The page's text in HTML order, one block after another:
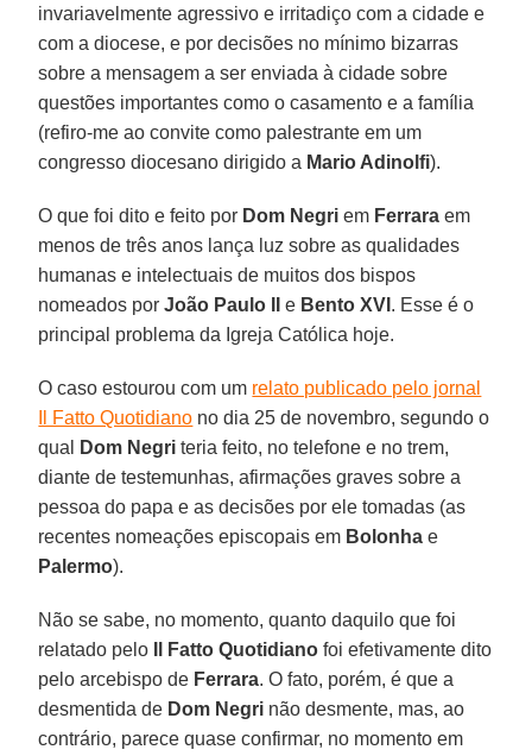
invariavelmente agressivo e irritadiço com a cidade e
com a diocese, e por decisões no mínimo bizarras
sobre a mensagem a ser enviada à cidade sobre
questões importantes como o casamento e a família
(refiro-me ao convite como palestrante em um
congresso diocesano dirigido a Mario Adinolfi).
O que foi dito e feito por Dom Negri em Ferrara em
menos de três anos lança luz sobre as qualidades
humanas e intelectuais de muitos dos bispos
nomeados porJoão Paulo II e Bento XVI . Esse é o
principal problema da Igreja Católica hoje.
O caso estourou com um relato publicado pelo jornal
Il Fatto Quotidiano no dia 25 de novembro, segundo o
qual
Dom Negri teria feito, no telefone e no trem,
diante de testemunhas, afirmações graves sobre a
pessoa do papa e as decisões por ele tomadas (as
recentes nomeações episcopais em Bolonha e
Palermo).
Não se sabe, no momento, quanto daquilo que foi
relatado pelo
Il Fatto Quotidiano foi efetivamente dito
pelo arcebispo de Ferrara. O fato, porém, é que a
desmentida de Dom Negri não desmente, mas, ao
contrário, parece quase confirmar, no momento em